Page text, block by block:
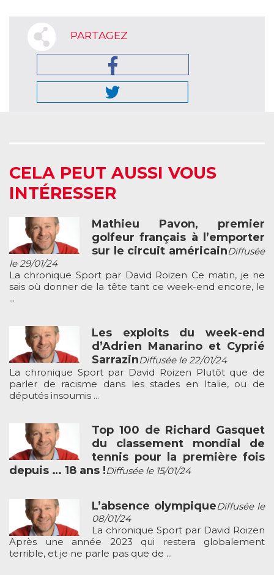
PARTAGEZ
CELA PEUT AUSSI VOUS
INTÉRESSER
Mathieu Pavon, premier
golfeur français à l’emporter
sur le circuit américainDiffusée
le 29/01/24
La chronique Sport par David Roizen Ce matin, je ne
sais où donner de la tête tant ce week-end encore, le
...
Les exploits du week-end
d’Adrien Manarino et Cyprié
SarrazinDiffusée le 22/01/24
La chronique Sport par David Roizen Plutôt que de
parler de racisme dans les stades en Italie, ou de
députés insoumis ...
Top 100 de Richard Gasquet
du classement mondial de
tennis pour la première fois
depuis … 18 ans !Diffusée le 15/01/24
L’absence olympiqueDiffusée le
08/01/24
La chronique Sport par David Roizen
Après une année 2023 qui restera globalement
terrible, et je ne parle pas que de ...